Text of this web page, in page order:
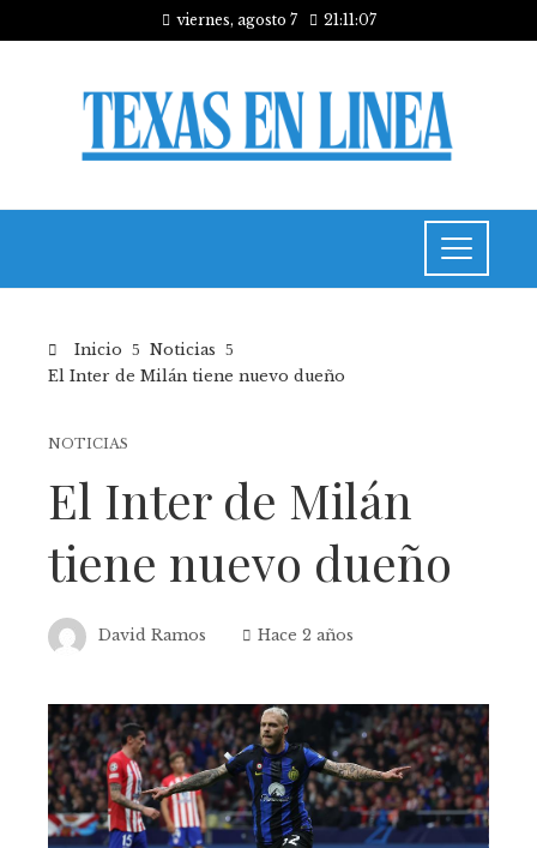
viernes, agosto 7 21:11:08
Inicio
Noticias
El Inter de Milán tiene nuevo dueño
NOTICIAS
El Inter de Milán
tiene nuevo dueño
David Ramos Hace 2 años